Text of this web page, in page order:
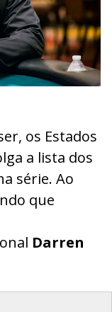
os Estados
a lista dos
série. Ao
que
Darren